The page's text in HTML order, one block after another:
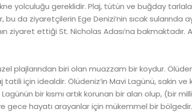
yolculuğu gereklidir. Plaj, tütün ve buğday
da ziyaretçilerin Ege Denizi’nin sıcak sularında
ziyaret ettiği St. Nicholas Adası’na
plajlarından biri olan muazzam bir koydur.
tatili için idealdir. Ölüdeniz’in Mavi Lagünü, sakin
bir kısmı artık korunan bir alan olup, (bir
gece hayatı arayanlar için mükemmel bir